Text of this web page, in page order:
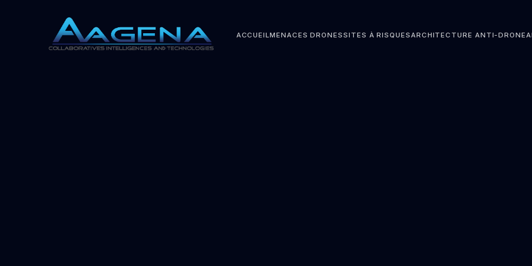
ACCUEILMENACES DRONESSITES À RISQUES ARCHITECTURE ANTI-DRONE